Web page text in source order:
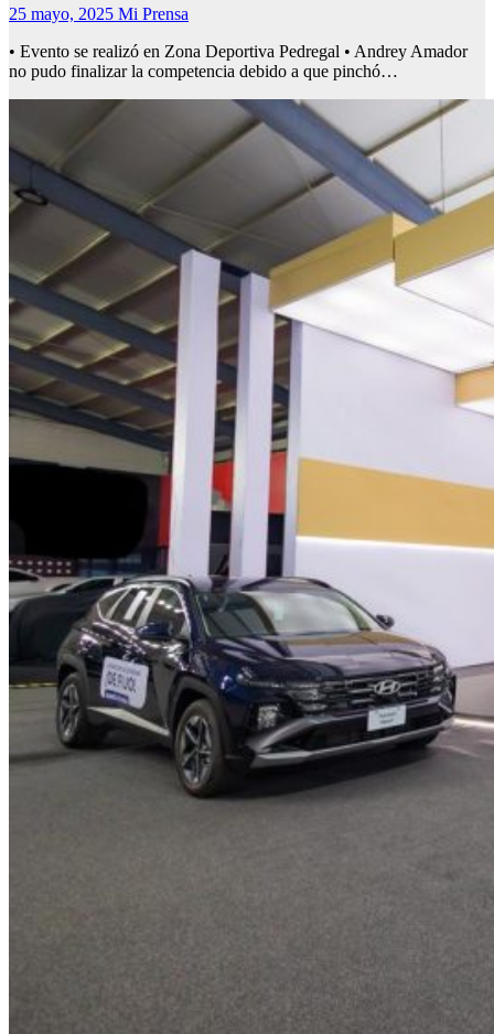
25 mayo, 2025 Mi Prensa
• Evento se realizó en Zona Deportiva Pedregal • Andrey Amador
no pudo finalizar la competencia debido a que pinchó…